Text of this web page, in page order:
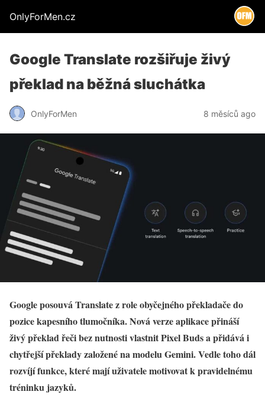
OnlyForMen.cz
Google Translate rozšiřuje živý
překlad na běžná sluchátka
OnlyForMen 8 měsíců ago
Google posouvá Translate z role obyčejného překladače do
pozice kapesního tlumočníka. Nová verze aplikace přináší
živý překlad řeči bez nutnosti vlastnit Pixel Buds a přidává i
chytřejší překlady založené na modelu Gemini. Vedle toho dál
rozvíjí funkce, které mají uživatele motivovat k pravidelnému
tréninku jazyků.